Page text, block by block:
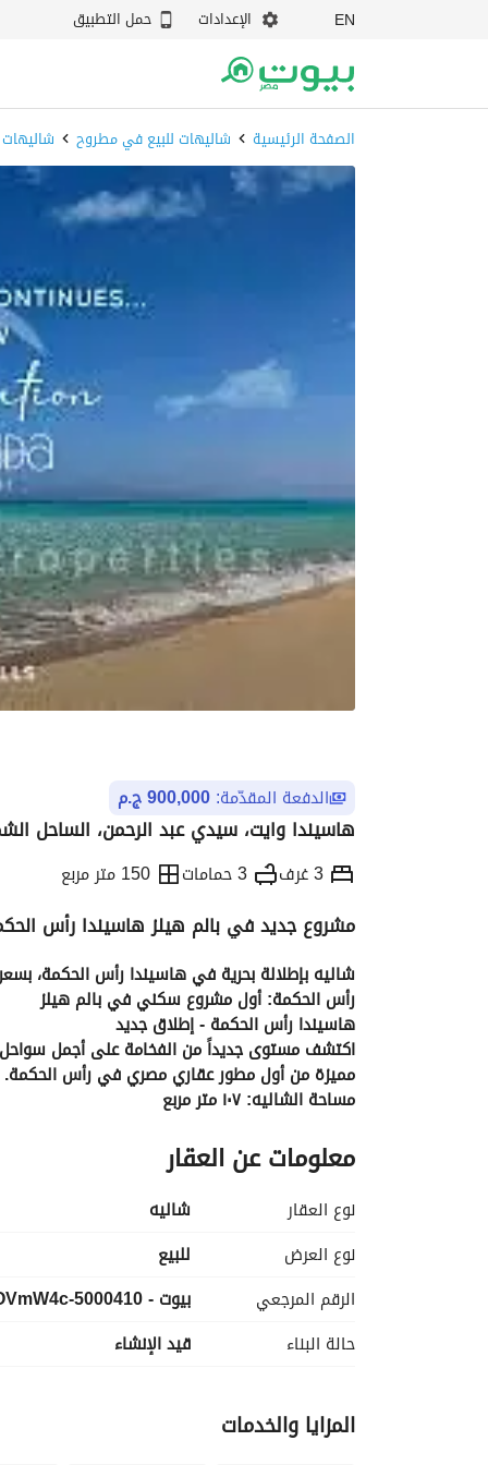
EN الإعدادات حمل التطبيق
الصفحة الرئيسية شاليهات للبيع في مطروح
الدفعة المقدّمة: 900,000 ج.م
هاسيندا وايت، سيدي عبد الرحمن، الساحل
3 غرف 3 حمامات 150 متر مربع
التفاصيل الاتجاهات والمؤشرات
مشروع جديد في بالم هيلز هاسيندا رأس
شاليه بإطلالة بحرية في هاسيندا رأس الحكمة،
رأس الحكمة: أول مشروع سكني في بالم هيلز
هاسيندا رأس الحكمة - إطلاق جديد
مميزة من أول مطور عقاري مصري في رأس الحكمة.
مساحة الشاليه: ١٠٧ متر مربع
3 حمام
تشطيبات كامله، مكيفات هواء، وخزائن مطبخ
إطلالة كاملة على البحر
وحدات محدودة
موقع متميز
. . .
لماذا مشروع بالم هيلز هاسيندا رأس الحكمة الجديد؟
معلومات عن العقار
نوع العقار
شاليه
نوع العرض
للبيع
الرقم المرجعي
بيوت - 5000410-OVmW4c
حالة البناء
قيد الإنشاء
المزايا والخدمات